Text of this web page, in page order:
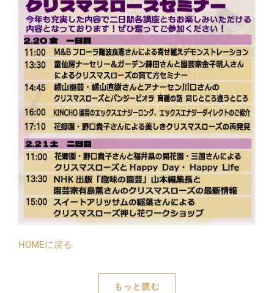
HOMEに戻る
もっと読む